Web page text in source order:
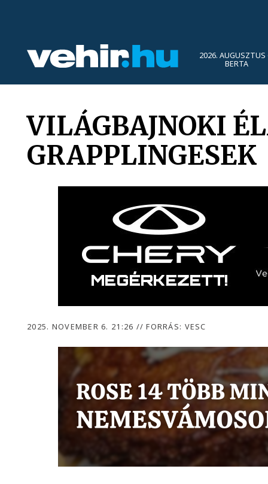
2026. AUGUSZTUS
BERTA
VILÁGBAJNOKI
GRAPPLINGESEK
2025. NOVEMBER 6. 21:26 // FORRÁS: VESC